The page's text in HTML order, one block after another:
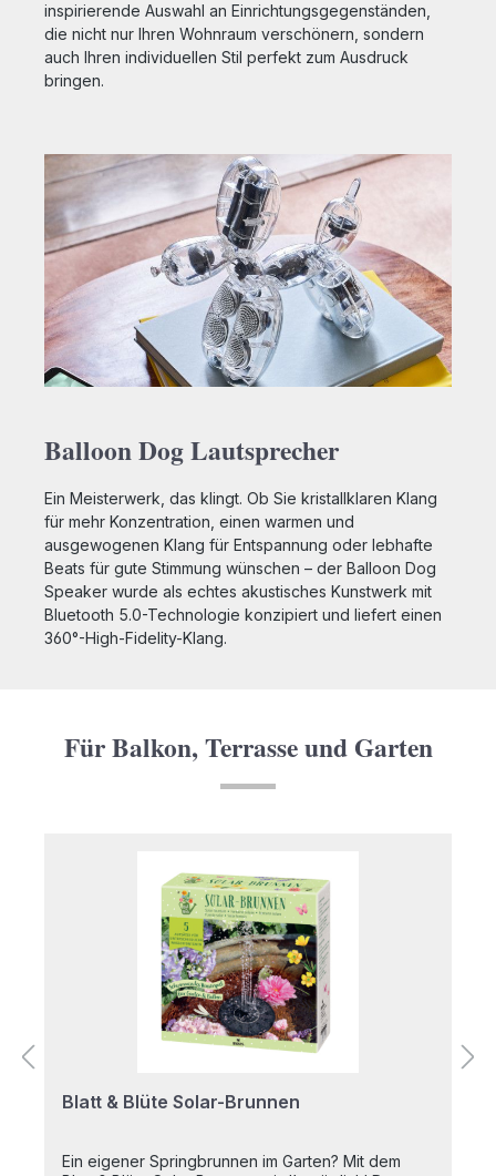
inspirierende Auswahl an Einrichtungsgegenständen,
die nicht nur Ihren Wohnraum verschönern, sondern
auch Ihren individuellen Stil perfekt zum Ausdruck
bringen.
Balloon Dog Lautsprecher
Ein Meisterwerk, das klingt. Ob Sie kristallklaren Klang
für mehr Konzentration, einen warmen und
ausgewogenen Klang für Entspannung oder lebhafte
Beats für gute Stimmung wünschen – der Balloon Dog
Speaker wurde als echtes akustisches Kunstwerk mit
Bluetooth 5.0-Technologie konzipiert und liefert einen
360°-High-Fidelity-Klang.
Für Balkon, Terrasse und Garten
Blatt & Blüte Solar-Brunnen
Ein eigener Springbrunnen im Garten? Mit dem